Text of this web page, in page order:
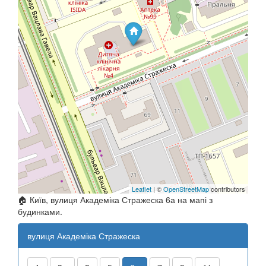
Leaflet | ©OpenStreetMapcontributors
🏠 Київ, вулиця Академіка Стражеска 6а на мапі з
будинками.
вулиця Академіка Стражеска